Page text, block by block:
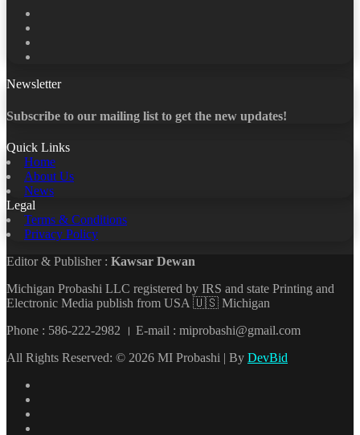
Newsletter
Subscribe to our mailing list to get the new updates!
Quick Links
Home
About Us
News
Legal
Terms & Conditions
Privacy Policy
Editor & Publisher : Kawsar Dewan
Michigan Probashi LLC registered by IRS and state Printing and
Electronic Media publish from USA 🇺🇸 Michigan
Phone : 586-222-2982 । E-mail : miprobashi@gmail.com
All Rights Reserved: © 2026 MI Probashi | By DevBid